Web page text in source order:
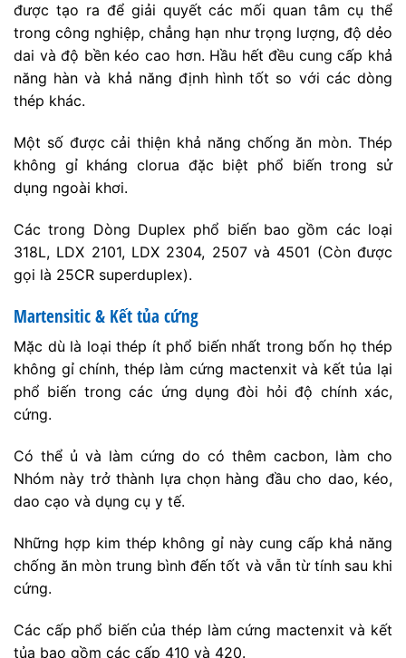
được tạo ra để giải quyết các mối quan tâm cụ thể
trong công nghiệp, chẳng hạn như trọng lượng, độ dẻo
dai và độ bền kéo cao hơn. Hầu hết đều cung cấp khả
năng hàn và khả năng định hình tốt so với các dòng
thép khác.
Một số được cải thiện khả năng chống ăn mòn. Thép
không gỉ kháng clorua đặc biệt phổ biến trong sử
dụng ngoài khơi.
Các trong Dòng Duplex phổ biến bao gồm các loại
318L, LDX 2101, LDX 2304, 2507 và 4501 (Còn được
gọi là 25CR superduplex).
Martensitic & Kết tủa cứng
Mặc dù là loại thép ít phổ biến nhất trong bốn họ thép
không gỉ chính, thép làm cứng mactenxit và kết tủa lại
phổ biến trong các ứng dụng đòi hỏi độ chính xác,
cứng.
Có thể ủ và làm cứng do có thêm cacbon, làm cho
Nhóm này trở thành lựa chọn hàng đầu cho dao, kéo,
dao cạo và dụng cụ y tế.
Những hợp kim thép không gỉ này cung cấp khả năng
chống ăn mòn trung bình đến tốt và vẫn từ tính sau khi
cứng.
Các cấp phổ biến của thép làm cứng mactenxit và kết
tủa bao gồm các cấp 410 và 420.